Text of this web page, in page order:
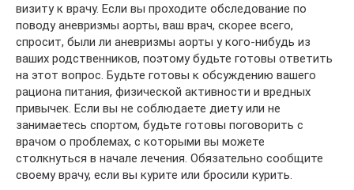
визиту к врачу. Если вы проходите обследование по
поводу аневризмы аорты, ваш врач, скорее всего,
спросит, были ли аневризмы аорты у кого-нибудь из
ваших родственников, поэтому будьте готовы ответить
на этот вопрос. Будьте готовы к обсуждению вашего
рациона питания, физической активности и вредных
привычек. Если вы не соблюдаете диету или не
занимаетесь спортом, будьте готовы поговорить с
врачом о проблемах, с которыми вы можете
столкнуться в начале лечения. Обязательно сообщите
своему врачу, если вы курите или бросили курить.